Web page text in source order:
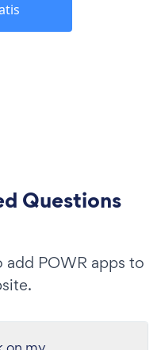
Questions
POWR apps to